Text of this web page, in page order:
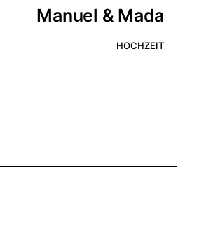
Manuel & Mada
HOCHZEIT